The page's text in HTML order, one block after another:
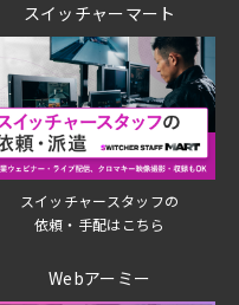
スイッチャーマート
スイッチャースタッフの
依頼・手配はこちら
Webアーミー